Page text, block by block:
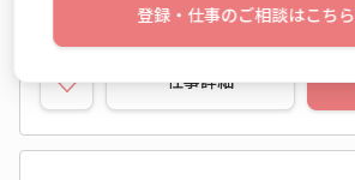
仕事詳細
登録・仕事のご相談はこち